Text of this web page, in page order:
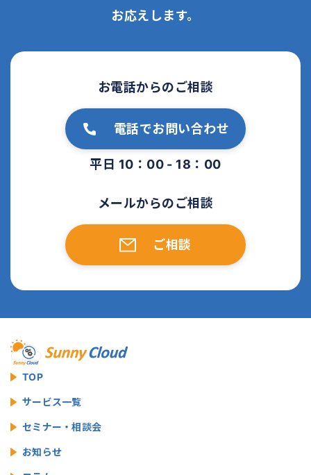
お応えします。
お電話からのご相談
電話でお問い合わせ
平日 10：00 - 18：00
メールからのご相談
ご相談
TOP
サービス一覧
セミナー・相談会
お知らせ